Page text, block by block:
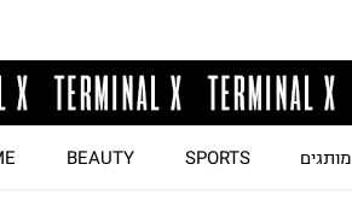
מותגים SPORTS
BEAUTY